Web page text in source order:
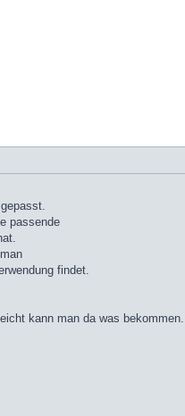
passende
findet.
kann man da was bekommen.